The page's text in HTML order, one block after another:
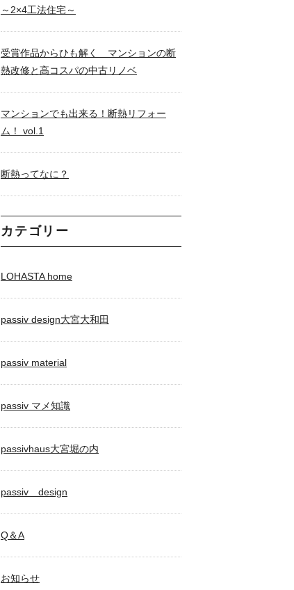
～2×4工法住宅～
受賞作品からひも解く マンションの断
熱改修と高コスパの中古リノベ
マンションでも出来る！断熱リフォー
ム！ vol.1
断熱ってなに？
カテゴリー
LOHASTA home
passiv design大宮大和田
passiv material
passiv マメ知識
passivhaus大宮堀の内
passiv design
Q＆A
お知らせ